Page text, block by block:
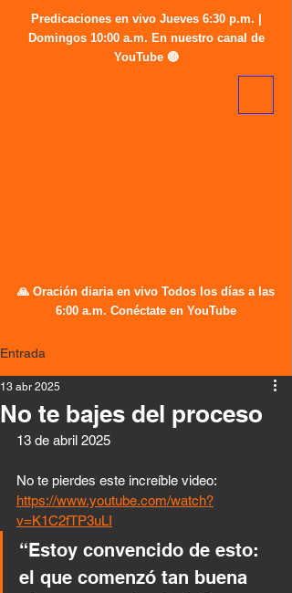
🙏 Oración diaria en vivo Todos los días a las
6:00 a.m. Conéctate en YouTube
Predicaciones en vivo Jueves 6:30 p.m. |
Domingos 10:00 a.m. En nuestro canal de
YouTube 🔴
Entrada
No te bajes del proceso
13 abr 2025
13 de abril 2025
No te pierdes este increíble video:
https://www.youtube.com/watch?
v=K1C2fTP3uLI
“Estoy convencido de esto:
el que comenzó tan buena